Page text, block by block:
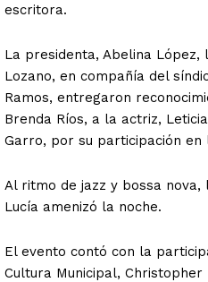
escritora.
La presidenta, Abelina López,
Lozano, en compañía del
Ramos, entregaron
Brenda Ríos, a la actriz,
Garro, por su participación en
Al ritmo de jazz y bossa nova,
Lucía amenizó la noche.
El evento contó con la
Cultura Municipal, Christopher